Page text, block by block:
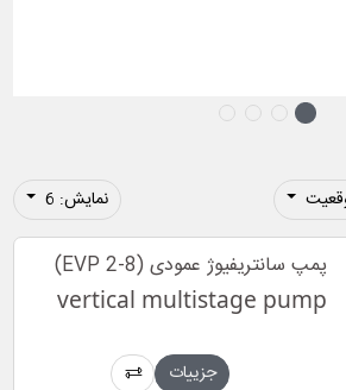
نمایش: 6
پمپ سانتریفیوژ عمودی (EVP 2-8)
vertical multistage pump
جزییات